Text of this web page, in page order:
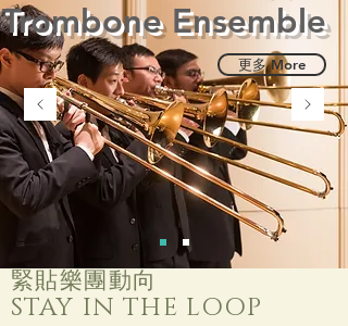
緊貼樂團動向
STAY IN THE LOOP
Trombone Ensemble
更多 More